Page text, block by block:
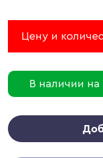
Цену и
В наличии на